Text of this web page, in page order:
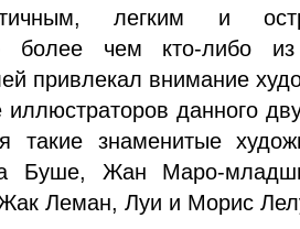
легким и
более чем кто-либо из
привлекал внимание
иллюстраторов данного
такие знаменитые
Буше, Жан Маро-
Леман, Луи и Морис